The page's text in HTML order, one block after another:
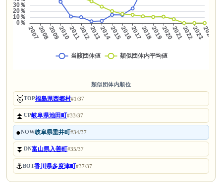
類似団体内順位
🥇TOP福島県西郷村#1/37
⏫UP岐阜県池田町#33/37
●NOW岐阜県垂井町#34/37
⏬DN富山県入善町#35/37
⚓BOT香川県多度津町#37/37